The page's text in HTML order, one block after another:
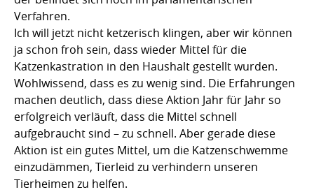
Verfahren.
Ich will jetzt nicht ketzerisch klingen, aber wir können
ja schon froh sein, dass wieder Mittel für die
Katzenkastration in den Haushalt gestellt wurden.
Wohlwissend, dass es zu wenig sind. Die Erfahrungen
machen deutlich, dass diese Aktion Jahr für Jahr so
erfolgreich verläuft, dass die Mittel schnell
aufgebraucht sind – zu schnell. Aber gerade diese
Aktion ist ein gutes Mittel, um die Katzenschwemme
einzudämmen, Tierleid zu verhindern unseren
Tierheimen zu helfen.